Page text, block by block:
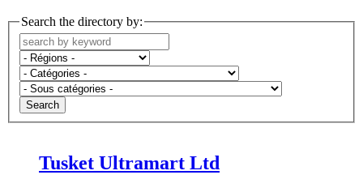
Search the directory by:
Search
Tusket Ultramart Ltd